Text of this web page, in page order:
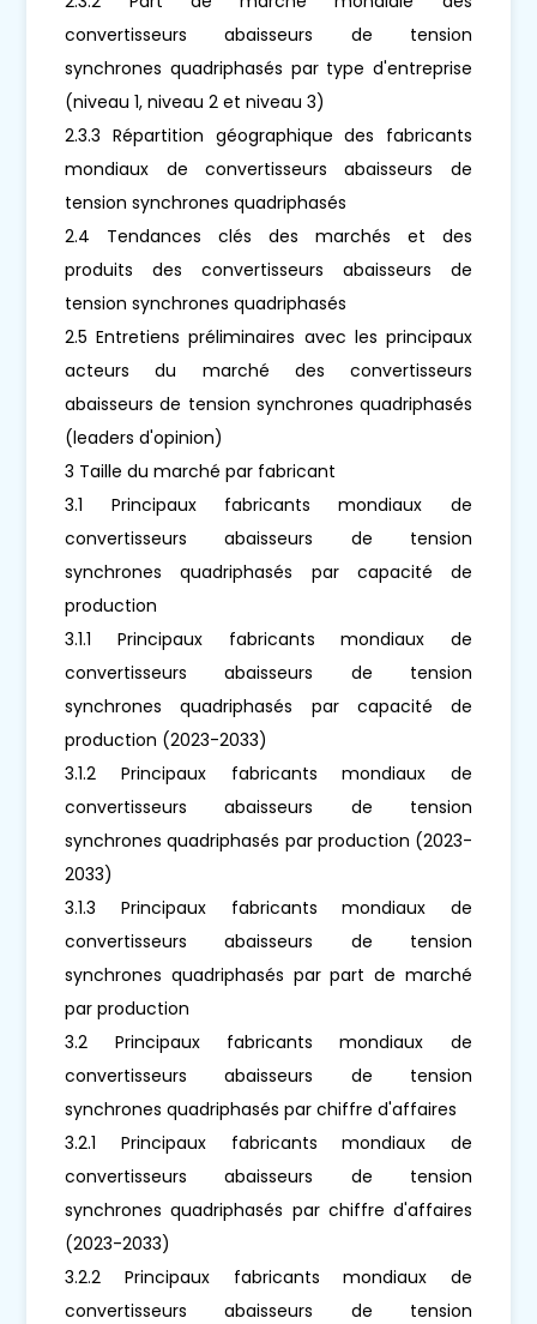
convertisseurs abaisseurs de tension
synchrones quadriphasés par type d'entreprise
(niveau 1, niveau 2 et niveau 3)
2.3.3 Répartition géographique des fabricants
mondiaux de convertisseurs abaisseurs de
tension synchrones quadriphasés
2.4 Tendances clés des marchés et des
produits des convertisseurs abaisseurs de
tension synchrones quadriphasés
2.5 Entretiens préliminaires avec les principaux
acteurs du marché des convertisseurs
abaisseurs de tension synchrones quadriphasés
(leaders d'opinion)
3 Taille du marché par fabricant
3.1 Principaux fabricants mondiaux de
convertisseurs abaisseurs de tension
synchrones quadriphasés par capacité de
production
3.1.1 Principaux fabricants mondiaux de
convertisseurs abaisseurs de tension
synchrones quadriphasés par capacité de
production (2023-2033)
3.1.2 Principaux fabricants mondiaux de
convertisseurs abaisseurs de tension
synchrones quadriphasés par production (2023-
2033)
3.1.3 Principaux fabricants mondiaux de
convertisseurs abaisseurs de tension
synchrones quadriphasés par part de marché
par production
3.2 Principaux fabricants mondiaux de
convertisseurs abaisseurs de tension
synchrones quadriphasés par chiffre d'affaires
3.2.1 Principaux fabricants mondiaux de
convertisseurs abaisseurs de tension
synchrones quadriphasés par chiffre d'affaires
(2023-2033)
3.2.2 Principaux fabricants mondiaux de
convertisseurs abaisseurs de tension